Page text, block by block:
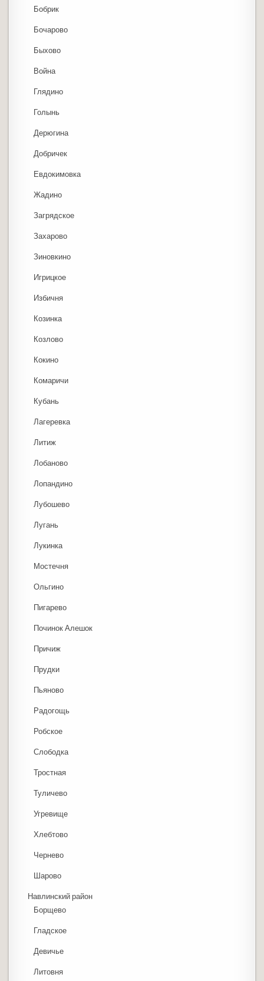
Бобрик
Бочарово
Быхово
Война
Глядино
Голынь
Дерюгина
Добричек
Евдокимовка
Жадино
Загрядское
Захарово
Зиновкино
Игрицкое
Избичня
Козинка
Козлово
Кокино
Комаричи
Кубань
Лагеревка
Литиж
Лобаново
Лопандино
Лубошево
Лугань
Лукинка
Мостечня
Ольгино
Пигарево
Починок Алешок
Причиж
Прудки
Пьяново
Радогощь
Робское
Слободка
Тростная
Туличево
Угревище
Хлебтово
Чернево
Шарово
Навлинский район
Борщево
Гладское
Девичье
Литовня